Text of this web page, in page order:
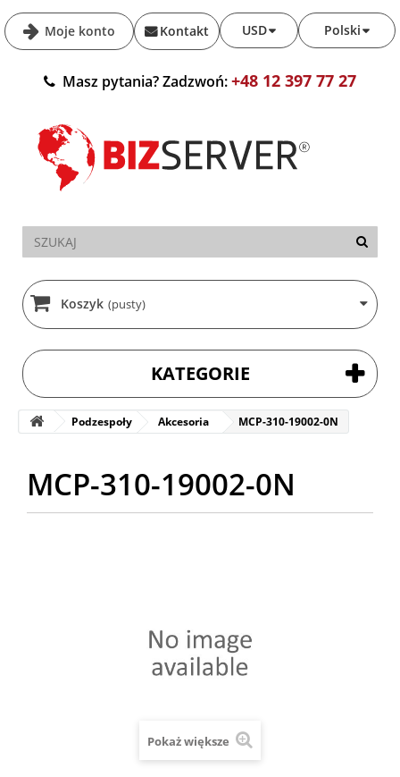
Moje konto Polski
USD
Kontakt
Masz pytania? Zadzwoń:+48 12 397 77 27
Koszyk (pusty)
KATEGORIE
Podzespoły Akcesoria MCP-310-19002-0N
MCP-310-19002-0N
Pokaż większe